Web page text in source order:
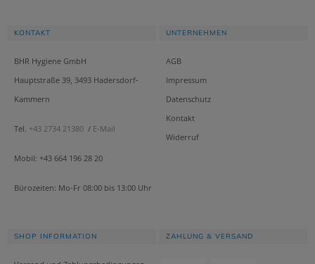
KONTAKT
BHR Hygiene GmbH
Hauptstraße 39, 3493 Hadersdorf-
Kammern
Tel. +43 2734 21380 / E-Mail
Mobil: +43 664 196 28 20
Bürozeiten: Mo-Fr 08:00 bis 13:00 Uhr
UNTERNEHMEN
AGB
Impressum
Datenschutz
Kontakt
Widerruf
SHOP INFORMATION ZAHLUNG & VERSAND